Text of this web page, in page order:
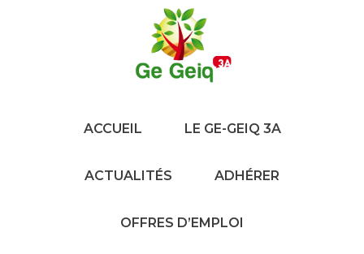
ACCUEIL LE GE-GEIQ 3A
ACTUALITÉS ADHÉRER
OFFRES D’EMPLOI